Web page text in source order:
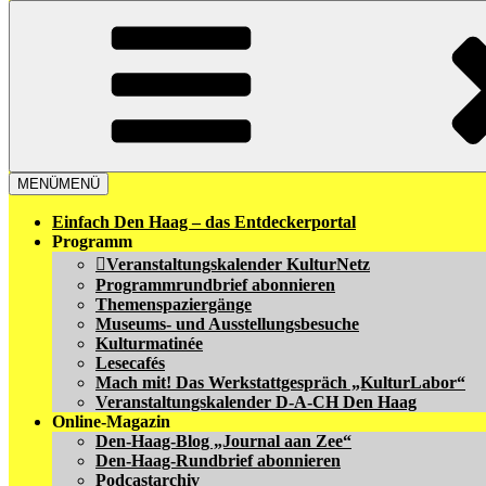
MENÜMENÜ
Einfach Den Haag – das Entdeckerportal
Programm
Veranstaltungskalender KulturNetz
Programmrundbrief abonnieren
Themenspaziergänge
Museums- und Ausstellungsbesuche
Kulturmatinée
Lesecafés
Mach mit! Das Werkstattgespräch „KulturLabor“
Veranstaltungskalender D-A-CH Den Haag
Online-Magazin
Den-Haag-Blog „Journal aan Zee“
Den-Haag-Rundbrief abonnieren
Podcastarchiv